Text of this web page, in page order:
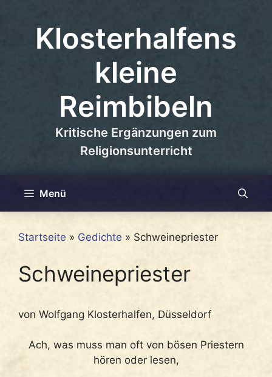
springenKlosterhalfens
kleine
Reimbibeln
Kritische Ergänzungen zum
Religionsunterricht
Menü
Startseite » Gedichte » Schweinepriester
Schweinepriester
von Wolfgang Klosterhalfen, Düsseldorf
Ach, was muss man oft von bösen Priestern
hören oder lesen,